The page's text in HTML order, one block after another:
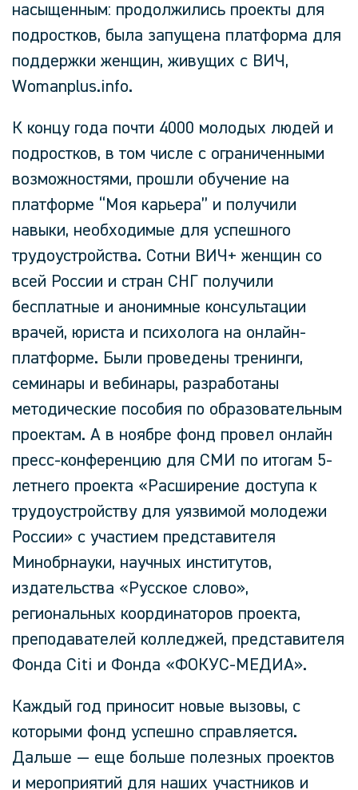
насыщенным: продолжились проекты для
подростков, была запущена платформа для
поддержки женщин, живущих с ВИЧ,
Womanplus.info.
К концу года почти 4000 молодых людей и
подростков, в том числе с ограниченными
возможностями, прошли обучение на
платформе “Моя карьера” и получили
навыки, необходимые для успешного
трудоустройства. Сотни ВИЧ+ женщин со
всей России и стран СНГ получили
бесплатные и анонимные консультации
врачей, юриста и психолога на онлайн-
платформе. Были проведены тренинги,
семинары и вебинары, разработаны
методические пособия по образовательным
проектам. А в ноябре фонд провел онлайн
пресс-конференцию для СМИ по итогам 5-
летнего проекта «Расширение доступа к
трудоустройству для уязвимой молодежи
России» с участием представителя
Минобрнауки, научных институтов,
издательства «Русское слово»,
региональных координаторов проекта,
преподавателей колледжей, представителя
Фонда Citi и Фонда «ФОКУС-МЕДИА».
Каждый год приносит новые вызовы, с
которыми фонд успешно справляется.
Дальше — еще больше полезных проектов
и мероприятий для наших участников и